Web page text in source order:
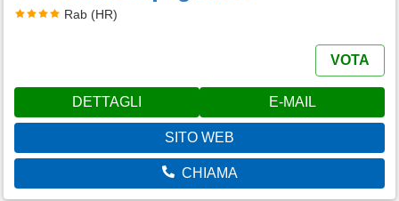
Rab (HR)
VOTA
DETTAGLI E-MAIL
SITO WEB
CHIAMA